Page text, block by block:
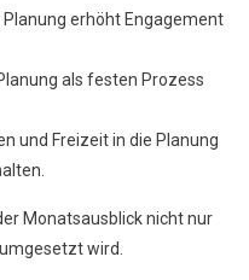
erhöht Engagement
als festen Prozess
und Freizeit in die Planung
Monatsausblick nicht nur
wird.